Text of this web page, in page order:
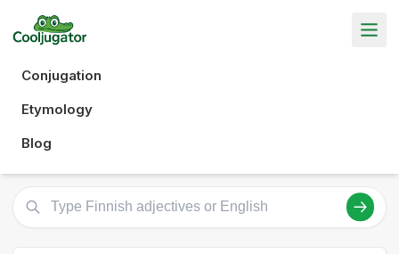
Conjugation
Etymology
Blog